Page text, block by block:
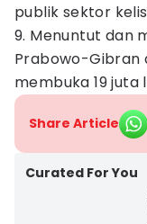
publik sektor
9. Menuntut dan
Prabowo-Gibran
membuka 19 juta
Share Article
Curated For You